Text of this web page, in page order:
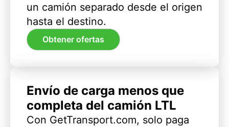
un camión separado desde el origen
hasta el destino.
Obtener ofertas
Envío de carga menos que
completa del camión LTL
Con GetTransport.com, solo paga